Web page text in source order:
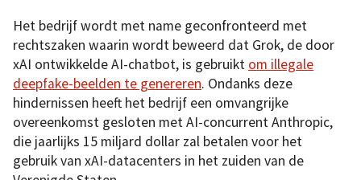
Het bedrijf wordt met name geconfronteerd met
rechtszaken waarin wordt beweerd dat Grok, de door
xAI ontwikkelde AI-chatbot, is gebruikt om illegale
deepfake-beelden te genereren. Ondanks deze
hindernissen heeft het bedrijf een omvangrijke
overeenkomst gesloten met AI-concurrent Anthropic,
die jaarlijks 15 miljard dollar zal betalen voor het
gebruik van xAI-datacenters in het zuiden van de